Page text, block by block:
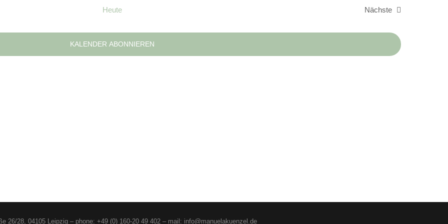
Heute
Nächste
KALENDER ABONNIEREN
26/28, 04105 Leipzig – phone: +49 (0) 160-20 49 402 – mail: info@manuelakuenzel.de